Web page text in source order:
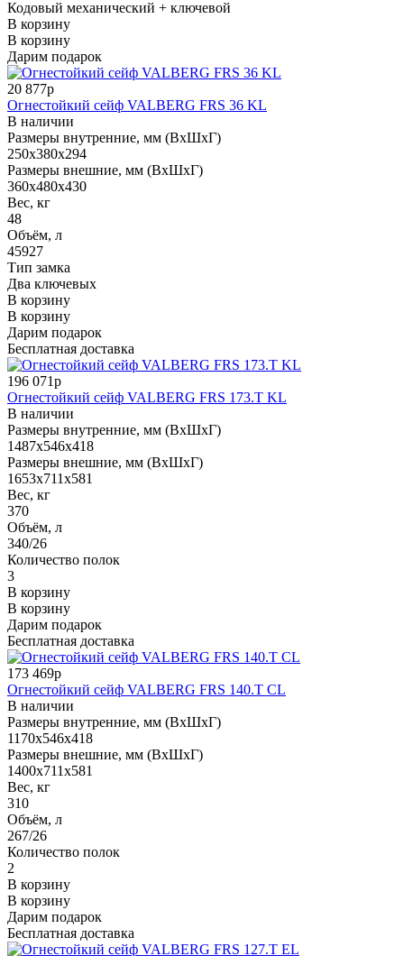
Кодовый механический + ключевой
В корзину
В корзину
Дарим подарок
20 877р
Огнестойкий сейф VALBERG FRS 36 KL
В наличии
Размеры внутренние, мм (ВхШхГ)
250x380x294
Размеры внешние, мм (ВхШхГ)
360x480x430
Вес, кг
48
Объём, л
45927
Тип замка
Два ключевых
В корзину
В корзину
Дарим подарок
Бесплатная доставка
196 071р
Огнестойкий сейф VALBERG FRS 173.T KL
В наличии
Размеры внутренние, мм (ВхШхГ)
1487x546x418
Размеры внешние, мм (ВхШхГ)
1653x711x581
Вес, кг
370
Объём, л
340/26
Количество полок
3
В корзину
В корзину
Дарим подарок
Бесплатная доставка
173 469р
Огнестойкий сейф VALBERG FRS 140.T CL
В наличии
Размеры внутренние, мм (ВхШхГ)
1170x546x418
Размеры внешние, мм (ВхШхГ)
1400x711x581
Вес, кг
310
Объём, л
267/26
Количество полок
2
В корзину
В корзину
Дарим подарок
Бесплатная доставка